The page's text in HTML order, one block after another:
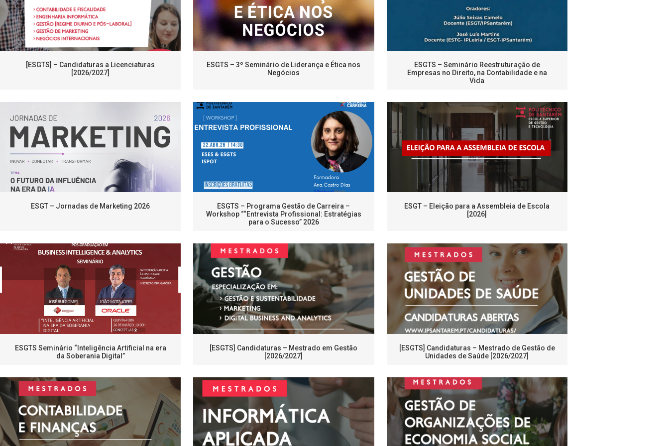
[ESGTS] – Candidaturas a Licenciaturas
[2026/2027]
ESGTS – 3º Seminário de Liderança e Ética nos
Negócios
ESGTS – Seminário Reestruturação de
Empresas no Direito, na Contabilidade e na
Vida
ESGT – Jornadas de Marketing 2026
ESGTS – Programa Gestão de Carreira –
Workshop ““Entrevista Profissional: Estratégias
para o Sucesso” 2026
ESGT – Eleição para a Assembleia de Escola
[2026]
ESGTS Seminário “Inteligência Artificial na era
da Soberania Digital”
[ESGTS] Candidaturas – Mestrado em Gestão
[2026/2027]
[ESGTS] Candidaturas – Mestrado de Gestão de
Unidades de Saúde [2026/2027]